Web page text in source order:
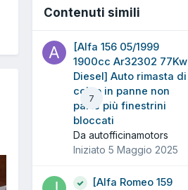
Contenuti simili
7
[Alfa 156 05/1999
1900cc Ar32302 77Kw
Diesel] Auto rimasta di
colpo in panne non
parte più finestrini
bloccati
Da autofficinamotors
Iniziato 5 Maggio 2025
[Alfa Romeo 159